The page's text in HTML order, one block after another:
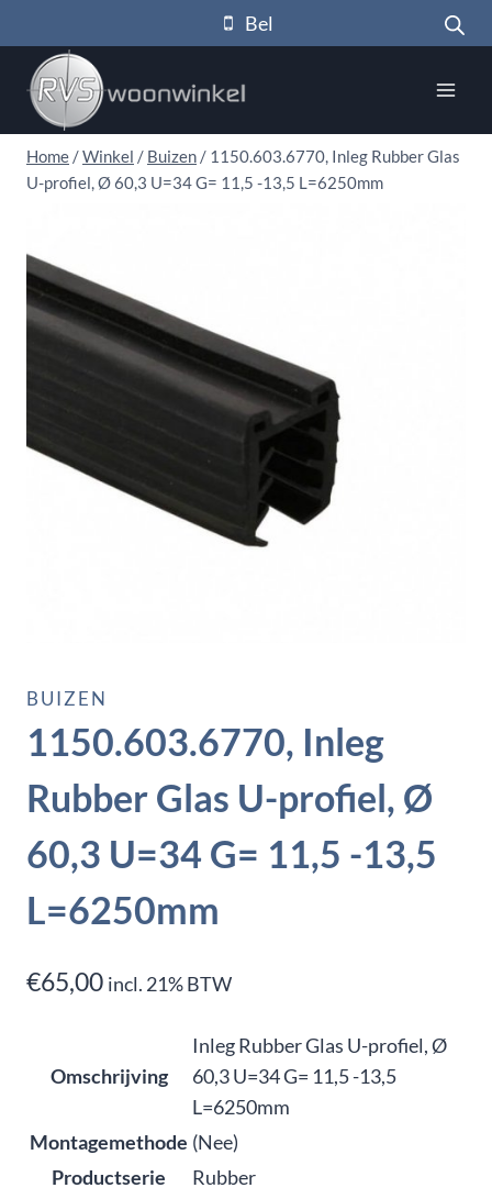
naar
inhoud
Bel
Home /Winkel / Buizen / 1150.603.6770, Inleg Rubber Glas
U-profiel, Ø 60,3 U=34 G= 11,5 -13,5 L=6250mm
BUIZEN
1150.603.6770, Inleg
Rubber Glas U-profiel, Ø
60,3 U=34 G= 11,5 -13,5
L=6250mm
€65,00 incl. 21% BTW
Omschrijving
Inleg Rubber Glas U-profiel, Ø
60,3 U=34 G= 11,5 -13,5
L=6250mm
Montagemethode (Nee)
Productserie
Rubber